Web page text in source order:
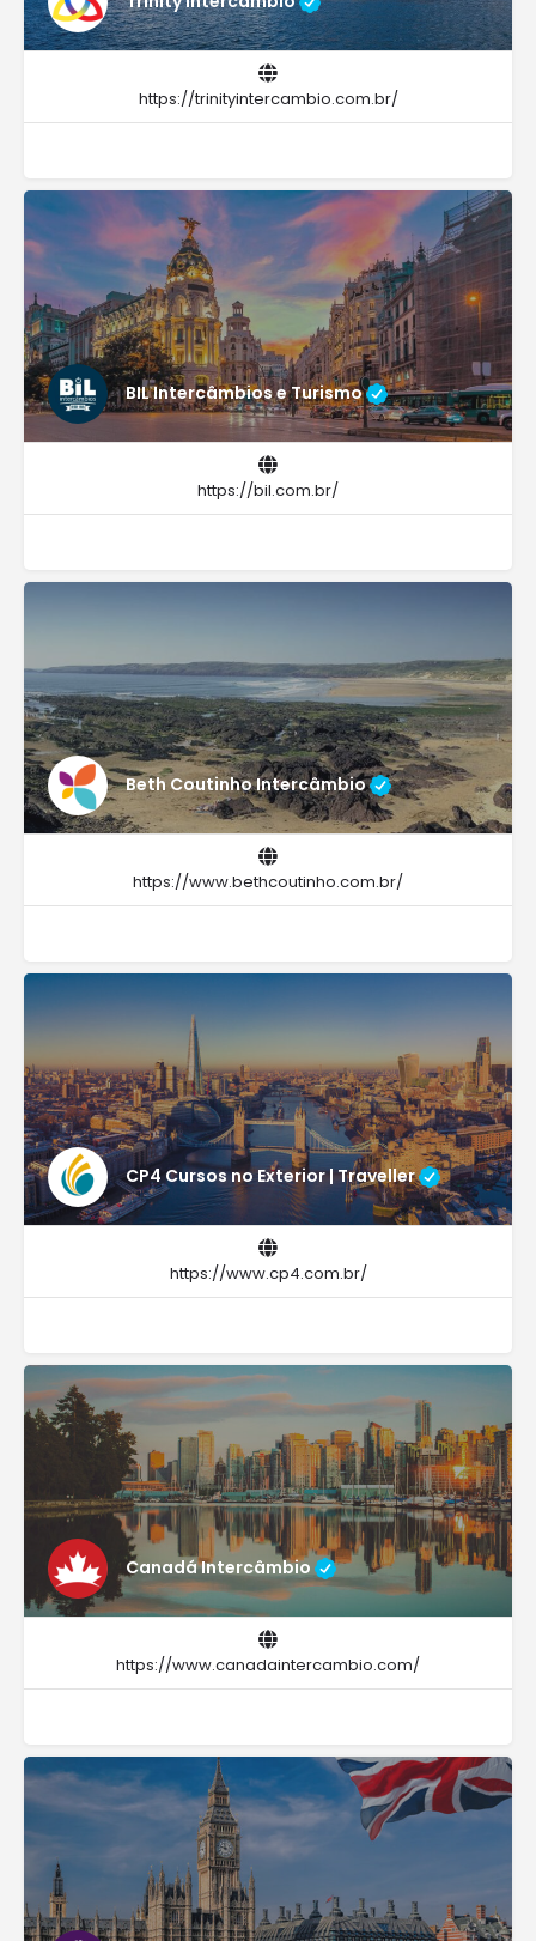
https://trinityintercambio.com.br/
BIL Intercâmbios e Turismo
https://bil.com.br/
Beth Coutinho Intercâmbio
https://www.bethcoutinho.com.br/
CP4 Cursos no Exterior | Traveller
https://www.cp4.com.br/
Canadá Intercâmbio
https://www.canadaintercambio.com/